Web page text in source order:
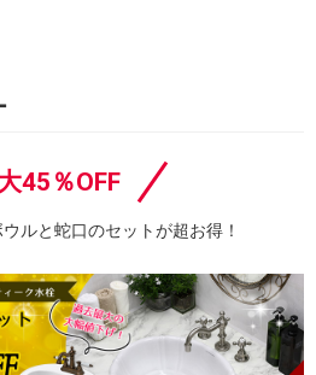
45％OFF
ルと蛇口のセットが超お得！